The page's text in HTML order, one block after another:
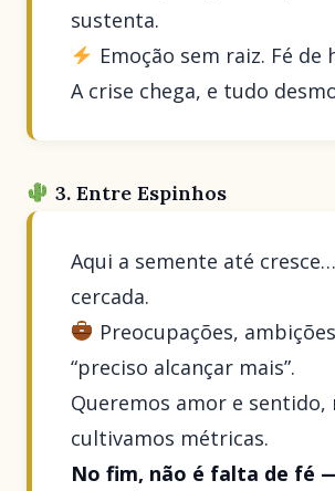
sustenta.
Emoção sem raiz. Fé de
A crise chega, e tudo
3. Entre Espinhos
Aqui a semente até
cercada.
Preocupações,
“preciso alcançar mais”.
Queremos amor e sentido,
cultivamos métricas.
No fim, não é falta de fé